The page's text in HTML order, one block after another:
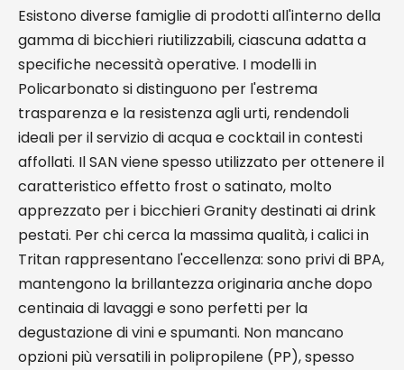
Esistono diverse famiglie di prodotti all'interno della
gamma di bicchieri riutilizzabili, ciascuna adatta a
specifiche necessità operative. I modelli in
Policarbonato si distinguono per l'estrema
trasparenza e la resistenza agli urti, rendendoli
ideali per il servizio di acqua e cocktail in contesti
affollati. Il SAN viene spesso utilizzato per ottenere il
caratteristico effetto frost o satinato, molto
apprezzato per i bicchieri Granity destinati ai drink
pestati. Per chi cerca la massima qualità, i calici in
Tritan rappresentano l'eccellenza: sono privi di BPA,
mantengono la brillantezza originaria anche dopo
centinaia di lavaggi e sono perfetti per la
degustazione di vini e spumanti. Non mancano
opzioni più versatili in polipropilene (PP), spesso